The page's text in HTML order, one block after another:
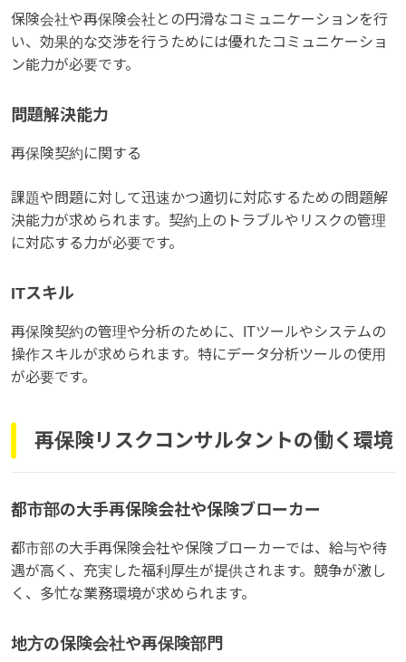
保険会社や再保険会社との円滑なコミュニケーションを行
い、効果的な交渉を行うためには優れたコミュニケーショ
ン能力が必要です。
問題解決能力
再保険契約に関する
課題や問題に対して迅速かつ適切に対応するための問題解
決能力が求められます。契約上のトラブルやリスクの管理
に対応する力が必要です。
ITスキル
再保険契約の管理や分析のために、ITツールやシステムの
操作スキルが求められます。特にデータ分析ツールの使用
が必要です。
再保険リスクコンサルタントの働く環境
都市部の大手再保険会社や保険ブローカー
都市部の大手再保険会社や保険ブローカーでは、給与や待
遇が高く、充実した福利厚生が提供されます。競争が激し
く、多忙な業務環境が求められます。
地方の保険会社や再保険部門